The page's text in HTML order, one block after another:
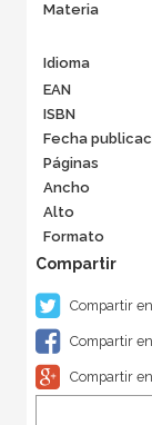
Materia
Idioma
EAN
ISBN
Fecha
Páginas
Ancho
Alto
Formato
Compartir
Compartir
Compartir